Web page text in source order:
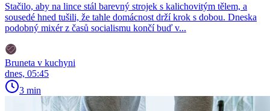
Stačilo, aby na lince stál barevný strojek s kalichovitým tělem, a
sousedé hned tušili, že tahle domácnost drží krok s dobou. Dneska
podobný mixér z časů socialismu končí buď v...
Bruneta v kuchyni
dnes, 05:45
3 min